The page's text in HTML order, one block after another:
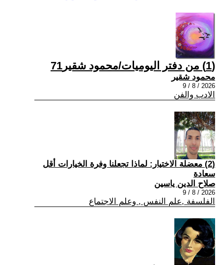
(1) من دفتر اليوميات/محمود شقير71
محمود شقير
2026 / 8 / 9
الادب والفن
(2) معضلة الاختيار: لماذا تجعلنا وفرة الخيارات أقل
سعادة
صلاح الدين ياسين
2026 / 8 / 9
الفلسفة ,علم النفس , وعلم الاجتماع